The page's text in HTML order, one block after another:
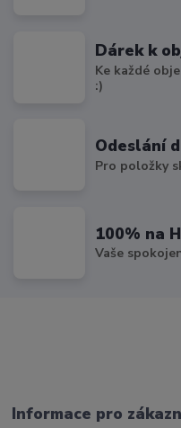
Dárek k
Ke každé
:)
Odeslání
Pro položky
100% na
Vaše
Informace pro